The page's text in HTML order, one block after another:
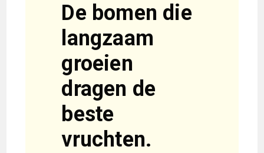
De bomen die
langzaam
groeien
dragen de
beste
vruchten.